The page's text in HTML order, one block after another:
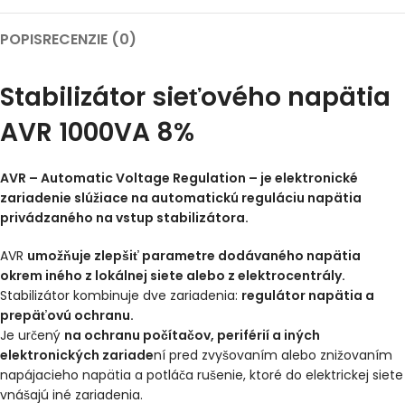
POPISRECENZIE (0)
Stabilizátor sieťového napätia
AVR 1000VA 8%
AVR – Automatic Voltage Regulation – je elektronické
zariadenie slúžiace na automatickú reguláciu napätia
privádzaného na vstup stabilizátora.
AVR umožňuje zlepšiť parametre dodávaného napätia
okrem iného z lokálnej siete alebo z elektrocentrály.
Stabilizátor kombinuje dve zariadenia: regulátor napätia a
prepäťovú ochranu.
Je určený na ochranu počítačov, periférií a iných
elektronických zariadení pred zvyšovaním alebo znižovaním
napájacieho napätia a potláča rušenie, ktoré do elektrickej siete
vnášajú iné zariadenia.